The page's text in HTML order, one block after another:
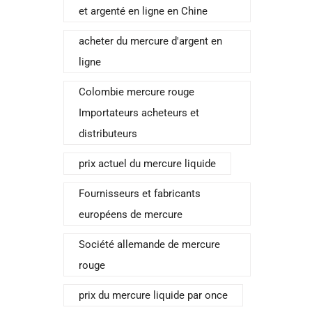
et argenté en ligne en Chine
acheter du mercure d'argent en
ligne
Colombie mercure rouge
Importateurs acheteurs et
distributeurs
prix actuel du mercure liquide
Fournisseurs et fabricants
européens de mercure
Société allemande de mercure
rouge
prix du mercure liquide par once